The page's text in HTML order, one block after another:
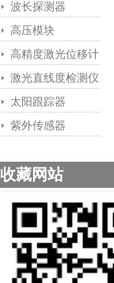
波长探测器
高压模块
高精度激光位移计
激光直线度检测仪
太阳跟踪器
紫外传感器
收藏网站